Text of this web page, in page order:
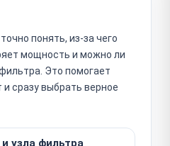
понять, из-за чего
мощность и можно ли
Это помогает
сразу выбрать верное
узла фильтра